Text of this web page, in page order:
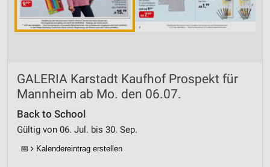
GALERIA Karstadt Kaufhof Prospekt für
Mannheim ab Mo. den 06.07.
Back to School
Gültig von 06. Jul. bis 30. Sep.
📅 Kalendereintrag erstellen